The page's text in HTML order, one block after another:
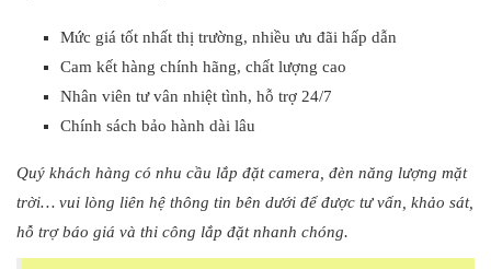
Mức giá tốt nhất thị trường, nhiều ưu đãi hấp dẫn
Cam kết hàng chính hãng, chất lượng cao
Nhân viên tư vân nhiệt tình, hỗ trợ 24/7
Chính sách bảo hành dài lâu
Quý khách hàng có nhu cầu lắp đặt camera, đèn năng lượng mặt
trời… vui lòng liên hệ thông tin bên dưới để được tư vấn, khảo sát,
hỗ trợ báo giá và thi công lắp đặt nhanh chóng.